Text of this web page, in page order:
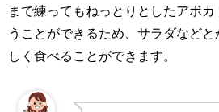
まで練ってもねっとりとしたアボ
うことができるため、サラダなど
しく食べることができます。